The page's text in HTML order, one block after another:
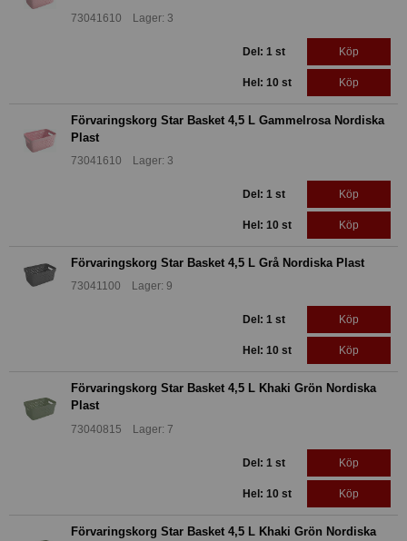
73041610 Lager: 3
Del: 1 st Köp
Hel: 10 st Köp
Förvaringskorg Star Basket 4,5 L Gammelrosa Nordiska
Plast
73041610 Lager: 3
Del: 1 st Köp
Hel: 10 st Köp
Förvaringskorg Star Basket 4,5 L Grå Nordiska Plast
73041100 Lager: 9
Del: 1 st Köp
Hel: 10 st Köp
Förvaringskorg Star Basket 4,5 L Khaki Grön Nordiska
Plast
73040815 Lager: 7
Del: 1 st Köp
Hel: 10 st Köp
Förvaringskorg Star Basket 4,5 L Khaki Grön Nordiska